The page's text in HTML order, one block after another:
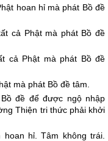
hoan hỉ mà phát Bồ đề
cả Phật mà phát Bồ đề
cả Phật mà phát Bồ đề
mà phát Bồ đề tâm.
đề để được ngộ nhập
Thiện tri thức phải khởi
hỉ. Tâm không trái.